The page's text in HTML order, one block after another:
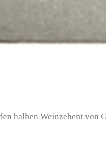
halben Weinzehent